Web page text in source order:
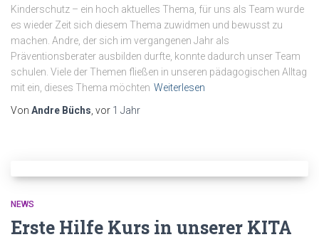
Kinderschutz – ein hoch aktuelles Thema, für uns als Team wurde
es wieder Zeit sich diesem Thema zuwidmen und bewusst zu
machen. Andre, der sich im vergangenen Jahr als
Präventionsberater ausbilden durfte, konnte dadurch unser Team
schulen. Viele der Themen fließen in unseren pädagogischen Alltag
mit ein, dieses Thema möchten Weiterlesen
Von Andre Büchs, vor 1 Jahr
NEWS
Erste Hilfe Kurs in unserer KITA